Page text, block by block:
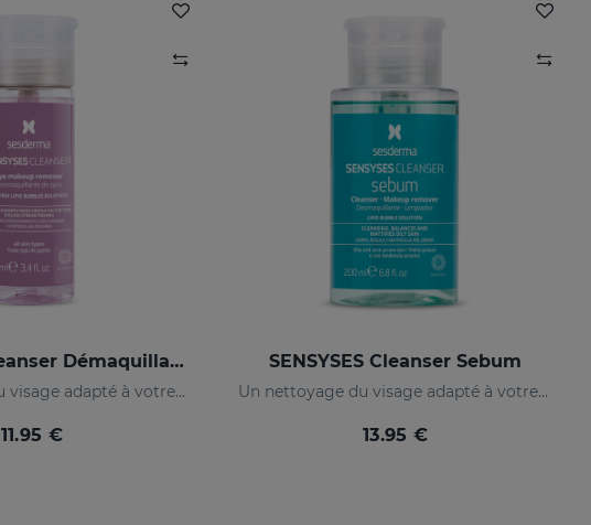
SENSYSES Cleanser Démaquillant Pour Les Yeux
Un nettoyage du visage adapté à votre peau
11.95 €
SENSYSES Cleanser Sebum
Un nettoyage du visage adapté à votre peau
13.95 €